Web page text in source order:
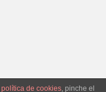
política de cookies, pinche el